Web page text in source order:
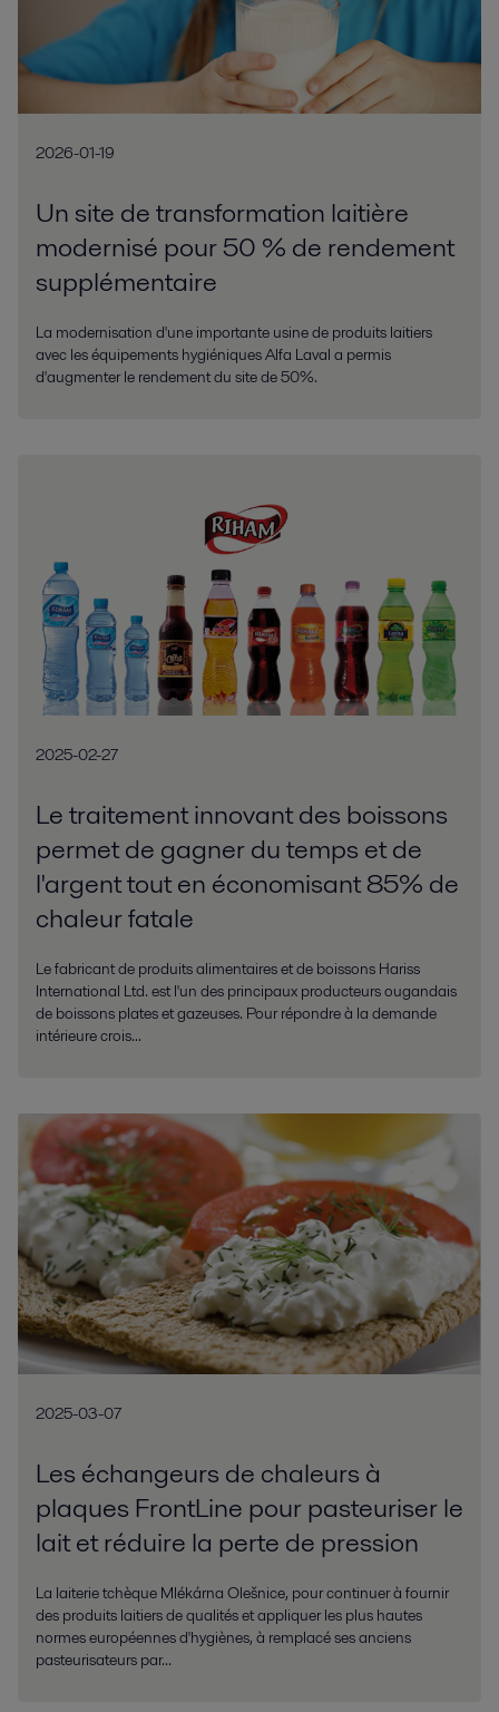
2026-01-19
Un site de transformation laitière
modernisé pour 50 % de rendement
supplémentaire
La modernisation d'une importante usine de produits laitiers
avec les équipements hygiéniques Alfa Laval a permis
d'augmenter le rendement du site de 50%.
2025-02-27
Le traitement innovant des boissons
permet de gagner du temps et de
l'argent tout en économisant 85% de
chaleur fatale
Le fabricant de produits alimentaires et de boissons Hariss
International Ltd. est l'un des principaux producteurs ougandais
de boissons plates et gazeuses. Pour répondre à la demande
intérieure crois...
2025-03-07
Les échangeurs de chaleurs à
plaques FrontLine pour pasteuriser le
lait et réduire la perte de pression
La laiterie tchèque Mlékárna Olešnice, pour continuer à fournir
des produits laitiers de qualités et appliquer les plus hautes
normes européennes d'hygiènes, à remplacé ses anciens
pasteurisateurs par...